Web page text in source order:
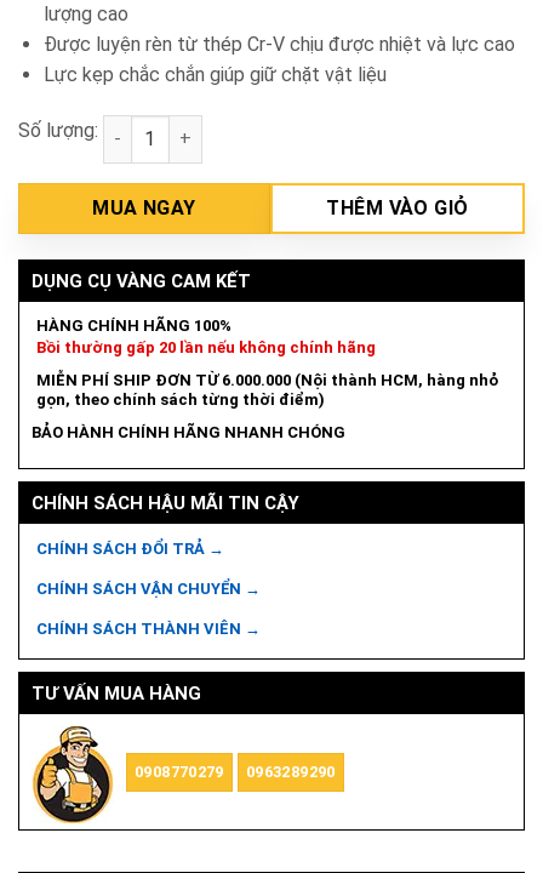
lượng cao
Được luyện rèn từ thép Cr-V chịu được nhiệt và lực cao
Lực kẹp chắc chắn giúp giữ chặt vật liệu
Số lượng: Cảo 2 Chấu 6in INGCO HGP08026 số lượng
MUA NGAY THÊM VÀO GIỎ
DỤNG CỤ VÀNG CAM KẾT
HÀNG CHÍNH HÃNG 100%
Bồi thường gấp 20 lần nếu không chính hãng
MIỄN PHÍ SHIP ĐƠN TỪ 6.000.000 (Nội thành HCM, hàng nhỏ
gọn, theo chính sách từng thời điểm)
BẢO HÀNH CHÍNH HÃNG NHANH CHÓNG
CHÍNH SÁCH HẬU MÃI TIN CẬY
CHÍNH SÁCH ĐỔI TRẢ →
CHÍNH SÁCH VẬN CHUYỂN →
CHÍNH SÁCH THÀNH VIÊN →
TƯ VẤN MUA HÀNG
0908770279 0963289290